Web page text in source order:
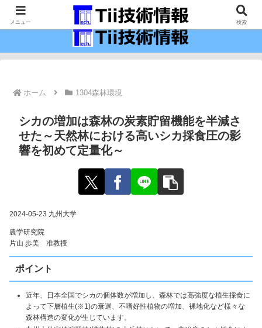
最新の科学技術の情報インフラ。
ホーム 1304森林環境
シカの増加は森林の炭素貯留機能を半減さ
せた～天然林における高いシカ採食圧の影
響を初めて定量化～
2024-05-23 九州大学
農学研究院
片山 歩美 准教授
ポイント
近年、日本全国でシカの個体数が増加し、森林では高強度な植生採食に
よって下層植生(※1)の衰退、不嗜好性植物の増加、裸地化など様々な
森林構造の変化が生じています。
メニュー 検索